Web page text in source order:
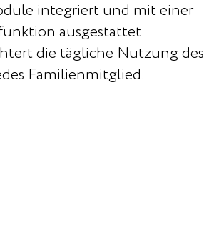
integriert und mit einer
ausgestattet.
die tägliche Nutzung des
Familienmitglied.